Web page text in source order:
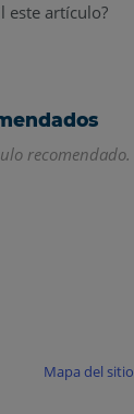
este artículo?
recomendado.
Mapa del sitio